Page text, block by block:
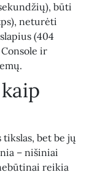
būti
neturėti
(404
ir
bet be jų
– nišiniai
reikia